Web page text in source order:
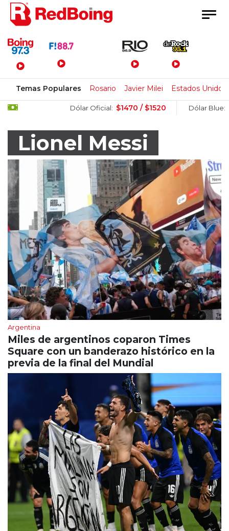
Menú Principal
Temas Populares Rosario Javier Milei Estados Unidos
Dólar Oficial: $1470 / $1520 Dólar Blue: $1505 /
Lionel Messi
Argentina
Miles de argentinos coparon Times
Square con un banderazo histórico en la
previa de la final del Mundial